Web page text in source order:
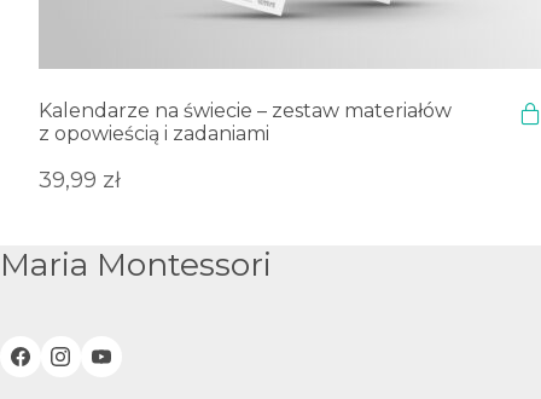
Kalendarze na świecie – zestaw materiałów
z opowieścią i zadaniami
39,99 zł
Maria Montessori